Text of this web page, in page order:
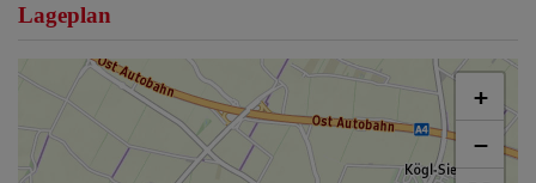
Lageplan
+
−